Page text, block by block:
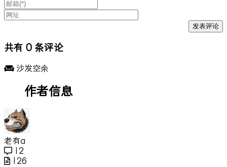
共有 0 条评论
沙发空余
作者信息
老有a
12
126